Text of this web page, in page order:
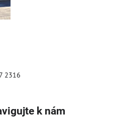
2316
k nám